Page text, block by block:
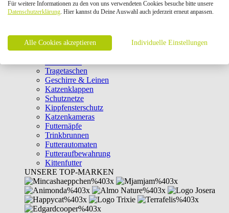
Intelligenzspielzeug
Laserpointer & Elektrospielzeug
Clicker & Target Sticks für Katzen
Weiteres Katzenspielzeug
Transportboxen
Tragetaschen
Geschirre & Leinen
Katzenklappen
Schutznetze
Kippfensterschutz
Katzenkameras
Futternäpfe
Trinkbrunnen
Futterautomaten
Futteraufbewahrung
Kittenfutter
UNSERE TOP-MARKEN
Für weitere Informationen zu den von uns verwendeten Cookies besuche bitte unsere
Datenschutzerklärung. Hier kannst du Deine Auswahl auch jederzeit erneut anpassen.
Alle Cookies akzeptieren Individuelle Einstellungen